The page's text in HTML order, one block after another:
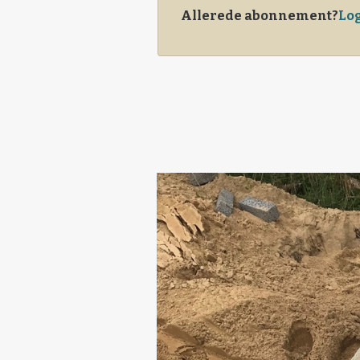
Allerede abonnement?